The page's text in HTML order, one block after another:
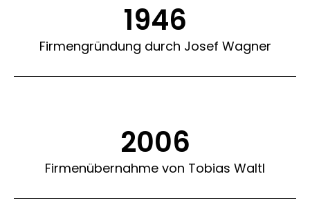
1946
Firmengründung durch Josef Wagner
2006
Firmenübernahme von Tobias Waltl